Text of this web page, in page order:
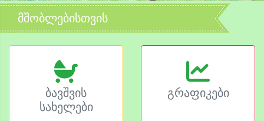
მშობლებისთვის
ბავშვის
სახელები
გრაფიკები